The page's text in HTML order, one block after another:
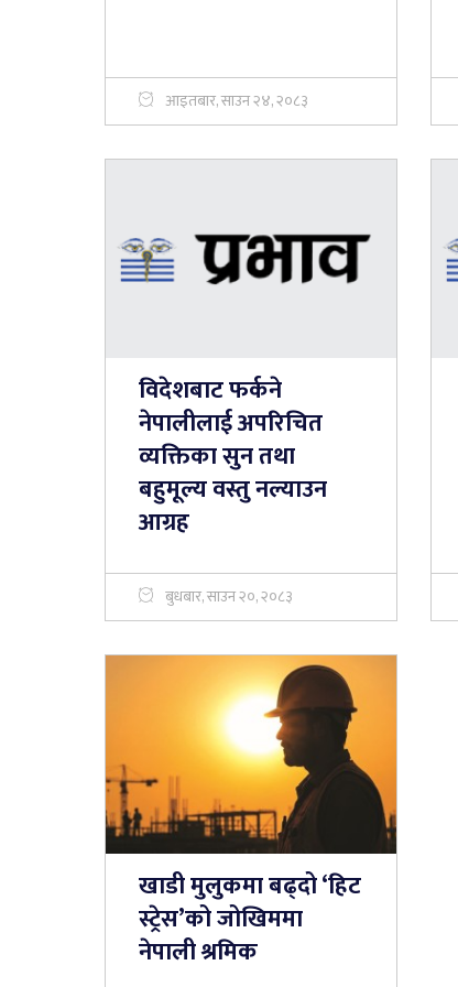
आइतबार, साउन २४, २०८३
विदेशबाट फर्कने
नेपालीलाई अपरिचित
व्यक्तिका सुन तथा
बहुमूल्य वस्तु नल्याउन
आग्रह
बुधबार, साउन २०, २०८३
खाडी मुलुकमा बढ्दो ‘हिट
स्ट्रेस’को जोखिममा
नेपाली श्रमिक